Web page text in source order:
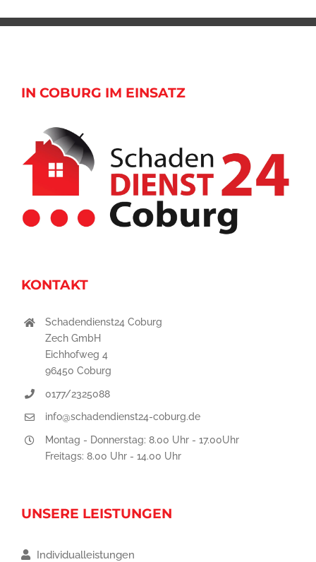
IN COBURG IM EINSATZ
KONTAKT
Schadendienst24 Coburg
Zech GmbH
Eichhofweg 4
96450 Coburg
0177/2325088
info@schadendienst24-coburg.de
Montag - Donnerstag: 8.00 Uhr - 17.00Uhr
Freitags: 8.00 Uhr - 14.00 Uhr
UNSERE LEISTUNGEN
Individualleistungen